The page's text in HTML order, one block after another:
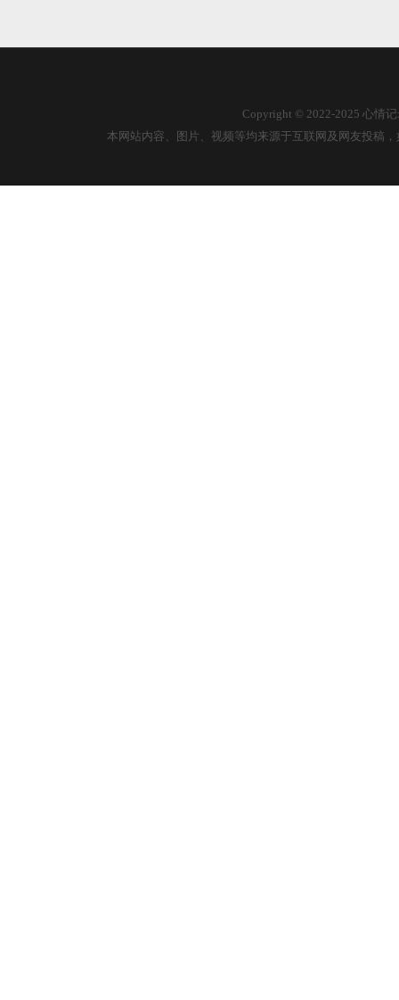
Copyright © 2022-2025 心情
本网站内容、图片、视频等均来源于互联网及网友投稿